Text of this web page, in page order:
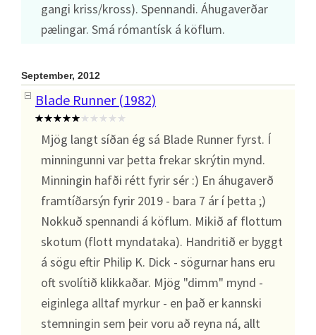
gangi kriss/kross). Spennandi. Áhugaverðar
pælingar. Smá rómantísk á köflum.
September, 2012
Blade Runner (1982)
Mjög langt síðan ég sá Blade Runner fyrst. Í
minningunni var þetta frekar skrýtin mynd.
Minningin hafði rétt fyrir sér :) En áhugaverð
framtíðarsýn fyrir 2019 - bara 7 ár í þetta ;)
Nokkuð spennandi á köflum. Mikið af flottum
skotum (flott myndataka). Handritið er byggt
á sögu eftir Philip K. Dick - sögurnar hans eru
oft svolítið klikkaðar. Mjög "dimm" mynd -
eiginlega alltaf myrkur - en það er kannski
stemningin sem þeir voru að reyna ná, allt